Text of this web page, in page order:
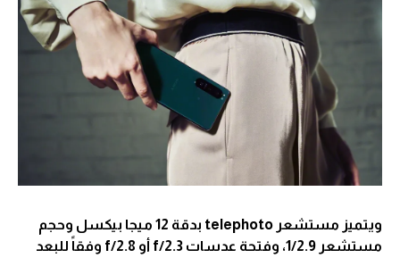
ويتميز مستشعر telephoto بدقة 12 ميجا بيكسل وحجم
مستشعر 1/2.9، وفتحة عدسات f/2.3 أو f/2.8 وفقاً للبعد